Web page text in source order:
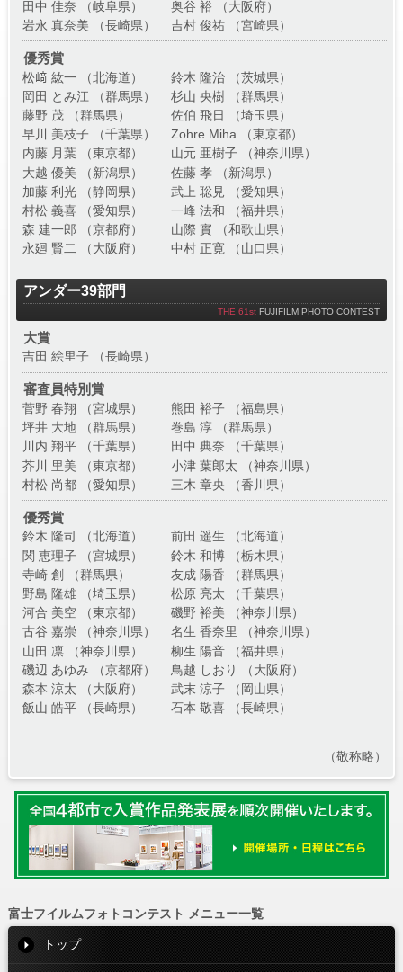
田中 佳奈 （岐阜県）
奥谷 裕 （大阪府）
岩永 真奈美 （長崎県）
吉村 俊祐 （宮崎県）
優秀賞
松﨑 紘一 （北海道）
鈴木 隆治 （茨城県）
岡田 とみ江 （群馬県）
杉山 央樹 （群馬県）
藤野 茂 （群馬県）
佐伯 飛日 （埼玉県）
早川 美枝子 （千葉県）
Zohre Miha （東京都）
内藤 月葉 （東京都）
山元 亜樹子 （神奈川県）
大越 優美 （新潟県）
佐藤 孝 （新潟県）
加藤 利光 （静岡県）
武上 聡見 （愛知県）
村松 義喜 （愛知県）
一峰 法和 （福井県）
森 建一郎 （京都府）
山際 實 （和歌山県）
永廻 賢二 （大阪府）
中村 正寛 （山口県）
アンダー39部門
THE 61st FUJIFILM PHOTO CONTEST
大賞
吉田 絵里子 （長崎県）
審査員特別賞
菅野 春翔 （宮城県）
熊田 裕子 （福島県）
坪井 大地 （群馬県）
巻島 淳 （群馬県）
川内 翔平 （千葉県）
田中 典奈 （千葉県）
芥川 里美 （東京都）
小津 葉郎太 （神奈川県）
村松 尚都 （愛知県）
三木 章央 （香川県）
優秀賞
鈴木 隆司 （北海道）
前田 遥生 （北海道）
関 恵理子 （宮城県）
鈴木 和博 （栃木県）
寺崎 創 （群馬県）
友成 陽香 （群馬県）
野島 隆雄 （埼玉県）
松原 亮太 （千葉県）
河合 美空 （東京都）
磯野 裕美 （神奈川県）
古谷 嘉崇 （神奈川県）
名生 香奈里 （神奈川県）
山田 凛 （神奈川県）
柳生 陽音 （福井県）
磯辺 あゆみ （京都府）
鳥越 しおり （大阪府）
森本 涼太 （大阪府）
武末 涼子 （岡山県）
飯山 皓平 （長崎県）
石本 敬喜 （長崎県）
（敬称略）
富士フイルムフォトコンテスト メニュー一覧
トップ